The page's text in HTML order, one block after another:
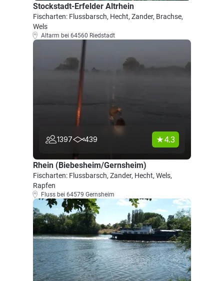
Stockstadt-Erfelder Altrhein
Fischarten: Flussbarsch, Hecht, Zander, Brachse,
Wels
Altarm bei 64560 Riedstadt
1397 439 4.3
Rhein (Biebesheim/Gernsheim)
Fischarten: Flussbarsch, Zander, Hecht, Wels,
Rapfen
Fluss bei 64579 Gernsheim